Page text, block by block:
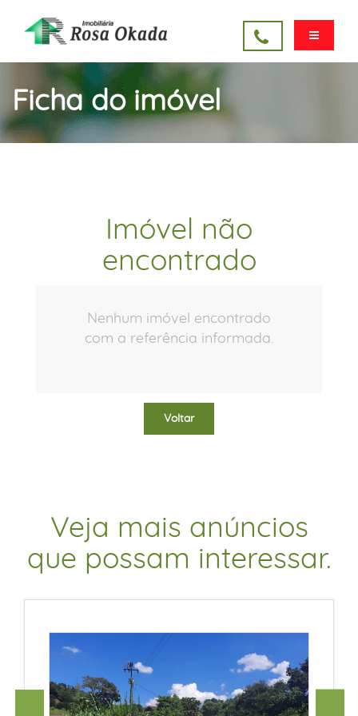
Ficha do imóvel
Imóvel não
encontrado
Nenhum imóvel encontrado
com a referência informada.
Voltar
Veja mais anúncios
que possam interessar.